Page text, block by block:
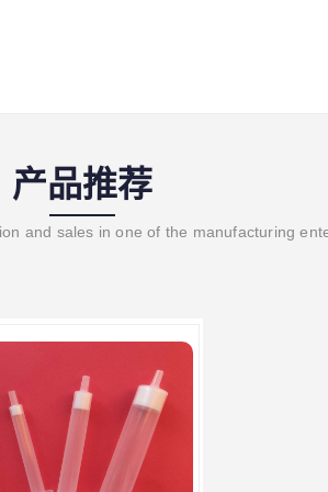
产品推荐
and sales in one of the manufacturing